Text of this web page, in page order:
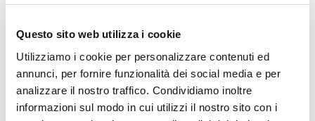
Questo sito web utilizza i cookie
Utilizziamo i cookie per personalizzare contenuti ed
annunci, per fornire funzionalità dei social media e per
analizzare il nostro traffico. Condividiamo inoltre
informazioni sul modo in cui utilizzi il nostro sito con i
fisica o regime alimentare.
Condividi:
X
Facebook